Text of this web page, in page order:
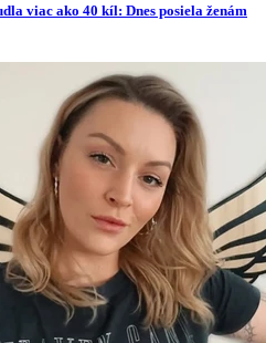
viac ako 40 kíl: Dnes posiela ženám